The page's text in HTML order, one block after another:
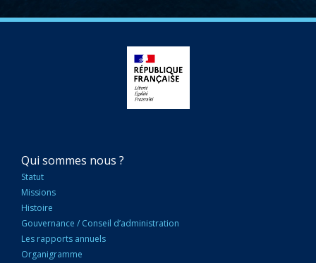
NAVIGATION
PRINCIPALE
Qui sommes nous ?
Statut
Missions
Histoire
Gouvernance / Conseil d’administration
Les rapports annuels
Organigramme